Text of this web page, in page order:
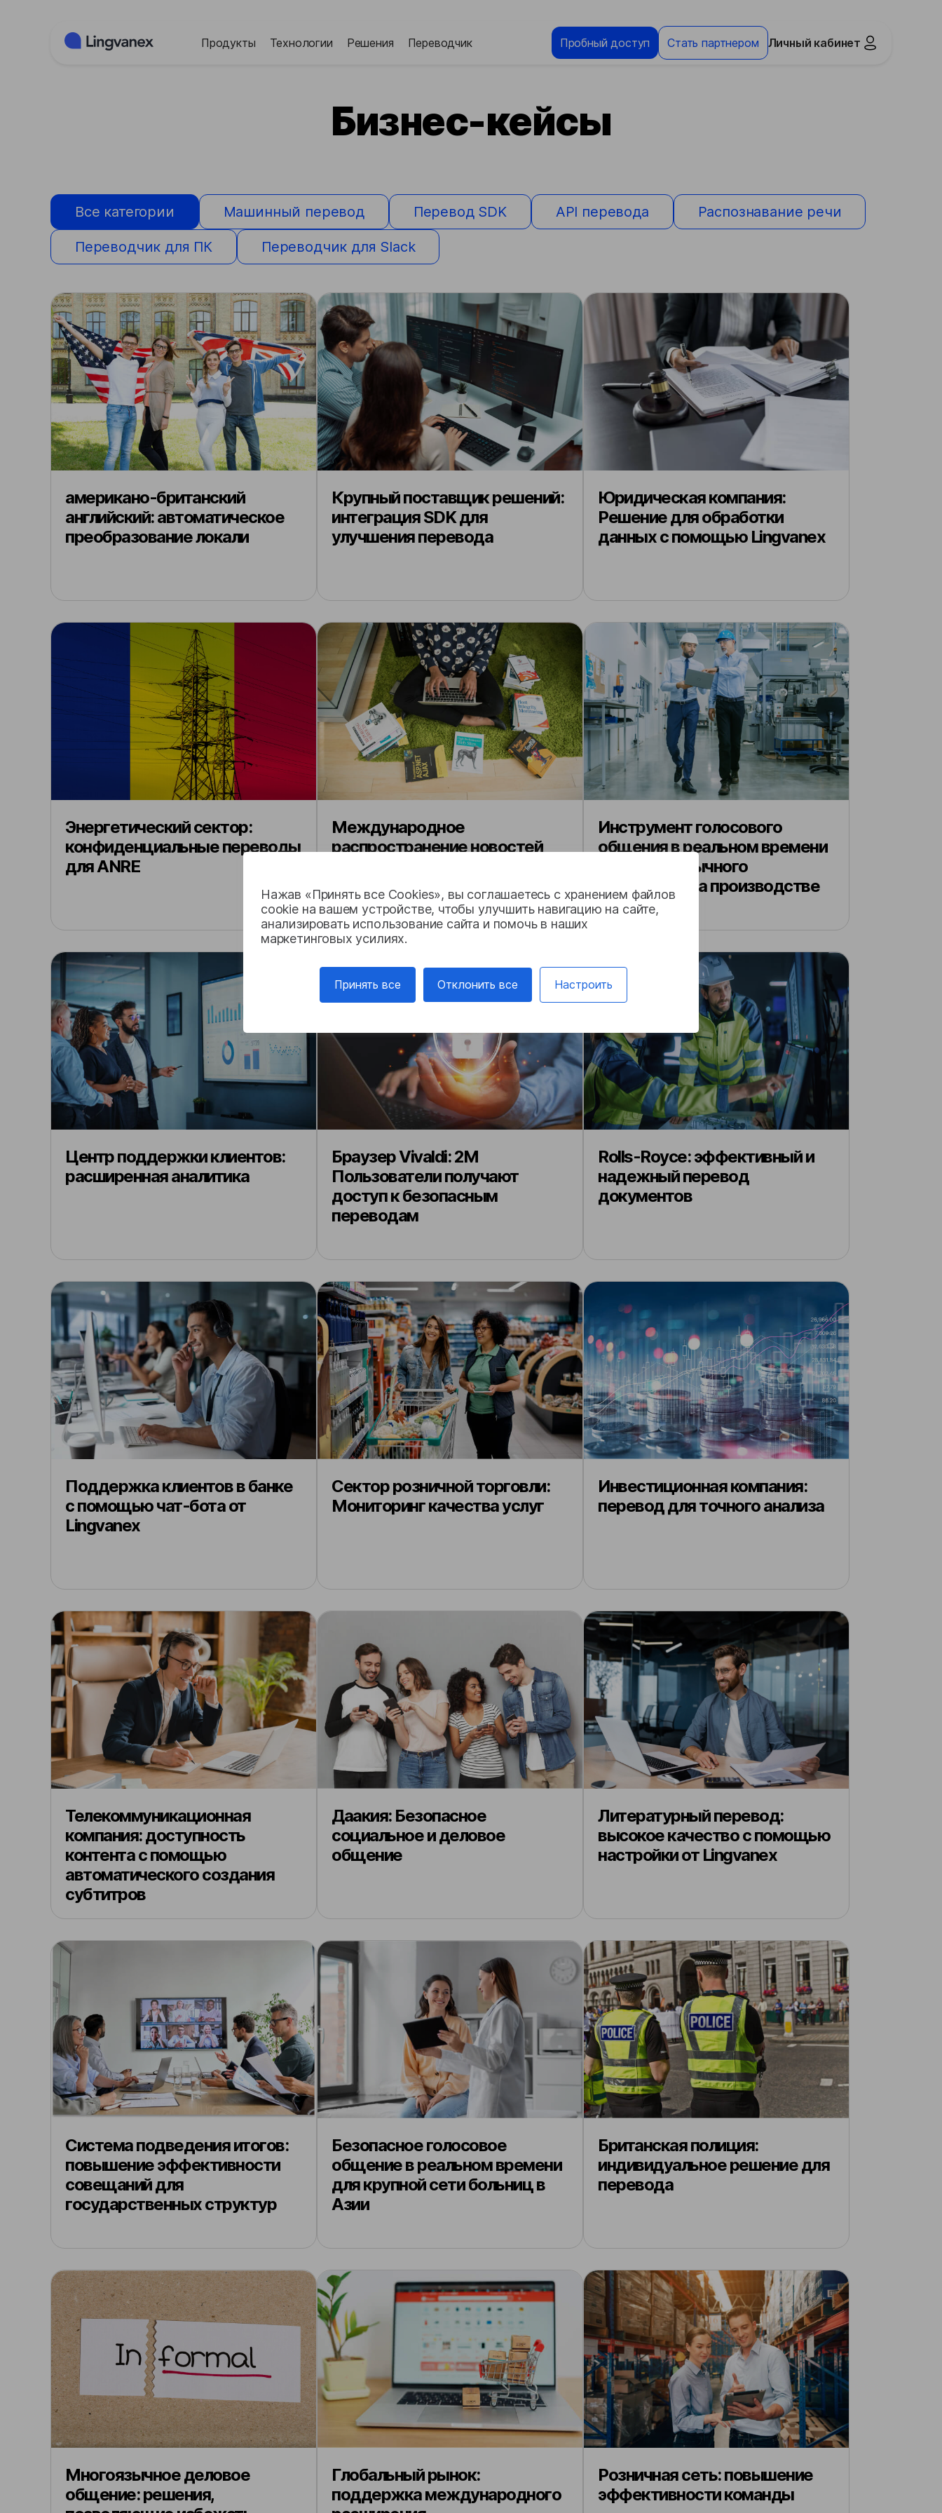
Нажав «Принять все Cookies», вы соглашаетесь с хранением файлов
cookie на вашем устройстве, чтобы улучшить навигацию на сайте,
анализировать использование сайта и помочь в наших
маркетинговых усилиях.
Принять все Отклонить все Настроить
Продукты Технологии Решения Переводчик Пробный доступ Стать партнером Личный кабинет
Бизнес-кейсы
Все категории Машинный перевод Перевод SDK API перевода Распознавание речи
Переводчик для ПК Переводчик для Slack
американо-британский
английский: автоматическое
преобразование локали
Крупный поставщик решений:
интеграция SDK для
улучшения перевода
Юридическая компания:
Решение для обработки
данных с помощью Lingvanex
Энергетический сектор:
конфиденциальные переводы
для ANRE
Международное
распространение новостей
Инструмент голосового
общения в реальном времени
для многоязычного
коллектива на производстве
Центр поддержки клиентов:
расширенная аналитика
Браузер Vivaldi: 2M
Пользователи получают
доступ к безопасным
переводам
Rolls-Royce: эффективный и
надежный перевод
документов
Поддержка клиентов в банке
с помощью чат-бота от
Lingvanex
Сектор розничной торговли:
Мониторинг качества услуг
Инвестиционная компания:
перевод для точного анализа
Телекоммуникационная
компания: доступность
контента с помощью
автоматического создания
субтитров
Даакия: Безопасное
социальное и деловое
общение
Литературный перевод:
высокое качество с помощью
настройки от Lingvanex
Система подведения итогов:
повышение эффективности
совещаний для
государственных структур
Безопасное голосовое
общение в реальном времени
для крупной сети больниц в
Азии
Британская полиция:
индивидуальное решение для
перевода
Многоязычное деловое
общение: решения,
Глобальный рынок:
поддержка международного
Розничная сеть: повышение
эффективности команды